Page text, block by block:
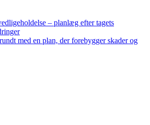
– planlæg efter tagets
med en plan, der forebygger skader og